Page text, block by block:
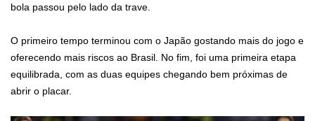
bola passou pelo lado da trave.
O primeiro tempo terminou com o Japão gostando mais do jogo e
oferecendo mais riscos ao Brasil. No fim, foi uma primeira etapa
equilibrada, com as duas equipes chegando bem próximas de
abrir o placar.